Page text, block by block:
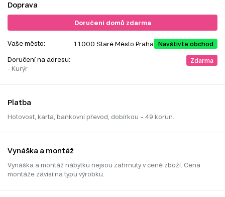
Doprava
Doručení domů zdarma
Vaše město: 11000 Staré Město Praha Navštivte obchod
Doručení na adresu:
- Kurýr
Zdarma
Platba
Hotovost, karta, bankovní převod, dobírkou – 49 korun.
Vynáška a montáž
Vynáška a montáž nábytku nejsou zahrnuty v ceně zboží. Cena
montáže závisí na typu výrobku.